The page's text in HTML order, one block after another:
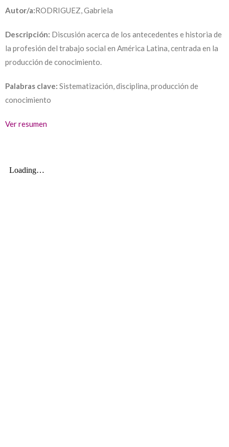
Autor/a:RODRIGUEZ, Gabriela
Descripción: Discusión acerca de los antecedentes e historia de
la profesión del trabajo social en América Latina, centrada en la
producción de conocimiento.
Palabras clave: Sistematización, disciplina, producción de
conocimiento
Ver resumen